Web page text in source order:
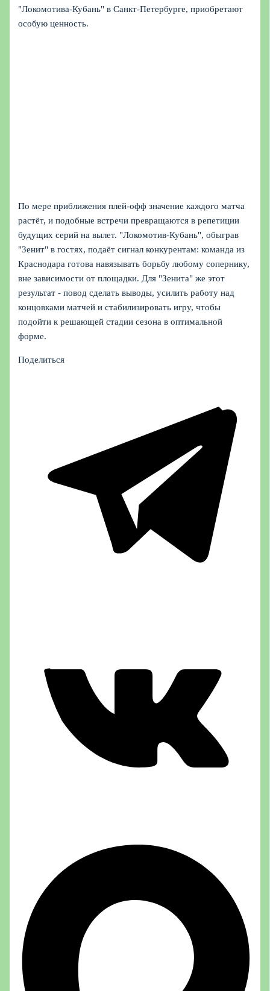
"Локомотива-Кубань" в Санкт-Петербурге, приобретают
особую ценность.
По мере приближения плей-офф значение каждого матча
растёт, и подобные встречи превращаются в репетиции
будущих серий на вылет. "Локомотив-Кубань", обыграв
"Зенит" в гостях, подаёт сигнал конкурентам: команда из
Краснодара готова навязывать борьбу любому сопернику,
вне зависимости от площадки. Для "Зенита" же этот
результат - повод сделать выводы, усилить работу над
концовками матчей и стабилизировать игру, чтобы
подойти к решающей стадии сезона в оптимальной
форме.
Поделиться